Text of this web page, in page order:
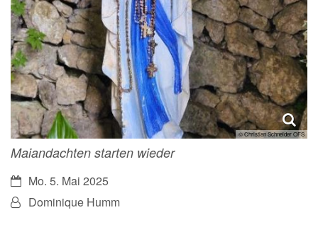
© Christian Schneider OFS
Maiandachten starten wieder
Datum:Mo. 5. Mai 2025
Von:Dominique Humm